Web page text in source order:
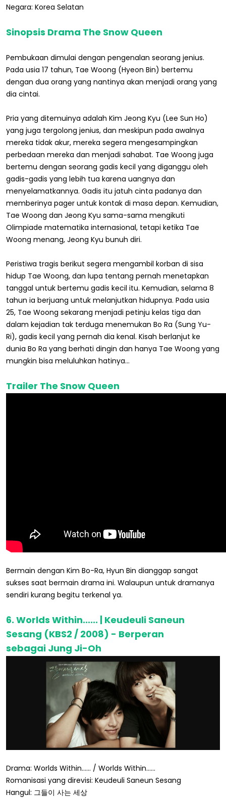
Negara: Korea Selatan
Sinopsis Drama The Snow Queen
Pembukaan dimulai dengan pengenalan seorang jenius.
Pada usia 17 tahun, Tae Woong (Hyeon Bin) bertemu
dengan dua orang yang nantinya akan menjadi orang yang
dia cintai.
Pria yang ditemuinya adalah Kim Jeong Kyu (Lee Sun Ho)
yang juga tergolong jenius, dan meskipun pada awalnya
mereka tidak akur, mereka segera mengesampingkan
perbedaan mereka dan menjadi sahabat. Tae Woong juga
bertemu dengan seorang gadis kecil yang diganggu oleh
gadis-gadis yang lebih tua karena uangnya dan
menyelamatkannya. Gadis itu jatuh cinta padanya dan
memberinya pager untuk kontak di masa depan. Kemudian,
Tae Woong dan Jeong Kyu sama-sama mengikuti
Olimpiade matematika internasional, tetapi ketika Tae
Woong menang, Jeong Kyu bunuh diri.
Peristiwa tragis berikut segera mengambil korban di sisa
hidup Tae Woong, dan lupa tentang pernah menetapkan
tanggal untuk bertemu gadis kecil itu. Kemudian, selama 8
tahun ia berjuang untuk melanjutkan hidupnya. Pada usia
25, Tae Woong sekarang menjadi petinju kelas tiga dan
dalam kejadian tak terduga menemukan Bo Ra (Sung Yu-
Ri), gadis kecil yang pernah dia kenal. Kisah berlanjut ke
dunia Bo Ra yang berhati dingin dan hanya Tae Woong yang
mungkin bisa meluluhkan hatinya...
Trailer The Snow Queen
Bermain dengan Kim Bo-Ra, Hyun Bin dianggap sangat
sukses saat bermain drama ini. Walaupun untuk dramanya
sendiri kurang begitu terkenal ya.
6. Worlds Within...... | Keudeuli Saneun
Sesang (KBS2 / 2008) - Berperan
sebagai Jung Ji-Oh
Drama: Worlds Within...... / Worlds Within......
Romanisasi yang direvisi: Keudeuli Saneun Sesang
Hangul: 그들이 사는 세상